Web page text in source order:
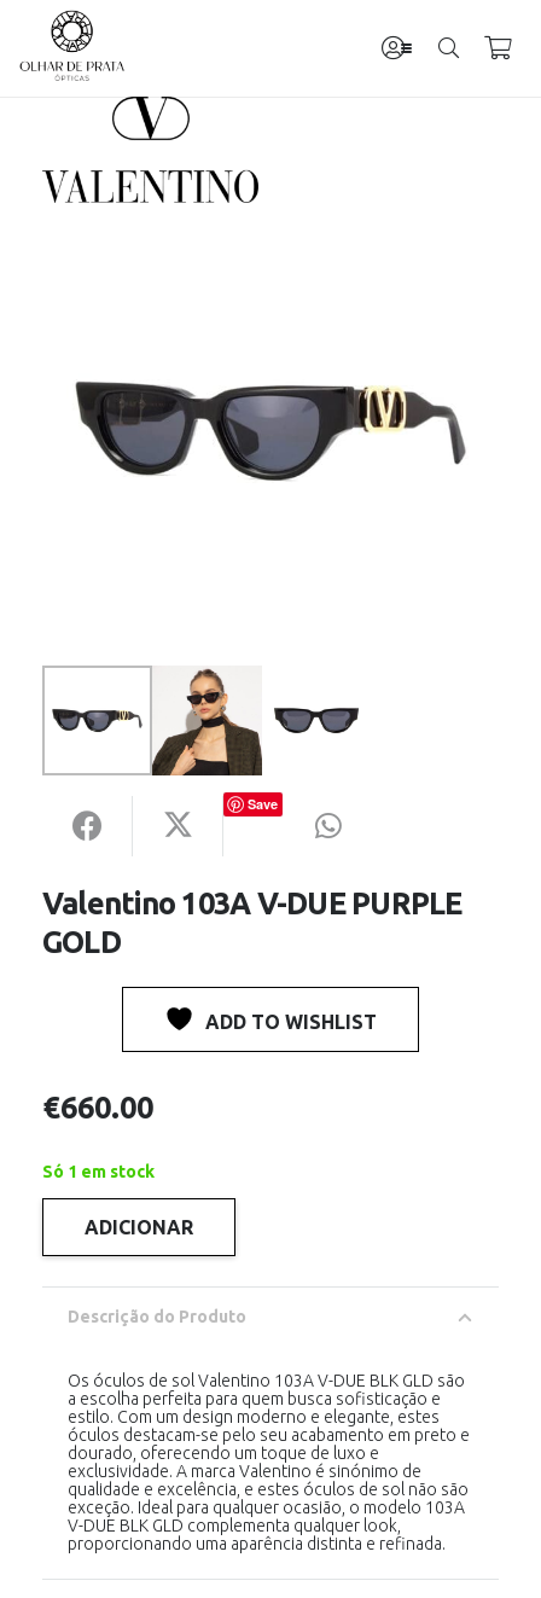
Save
Valentino 103A V-DUE PURPLE
GOLD
ADD TO WISHLIST
€660.00
Só 1 em stock
Quantidade
de
103A
DUE
ADICIONAR
Descrição do Produto
Os óculos de sol Valentino 103A V-DUE BLK GLD são
a escolha perfeita para quem busca sofisticação e
estilo. Com um design moderno e elegante, estes
óculos destacam-se pelo seu acabamento em preto e
dourado, oferecendo um toque de luxo e
exclusividade. A marca Valentino é sinónimo de
qualidade e excelência, e estes óculos de sol não são
exceção. Ideal para qualquer ocasião, o modelo 103A
V-DUE BLK GLD complementa qualquer look,
proporcionando uma aparência distinta e refinada.